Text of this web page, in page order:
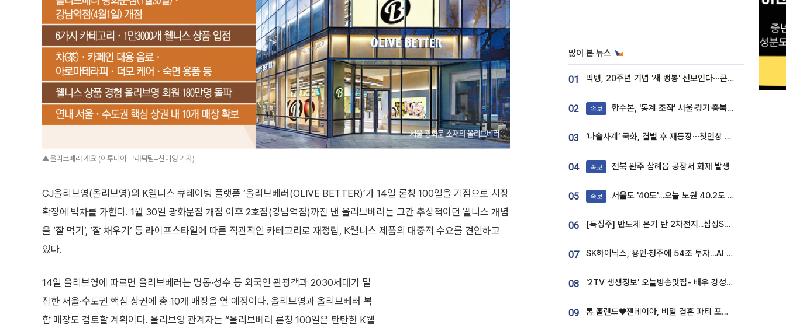
▲올리브베러 개요 (이투데이 그래픽팀=신미영 기자)
CJ올리브영(올리브영)의 K웰니스 큐레이팅 플랫폼 ‘올리브베러(OLIVE BETTER)’가 14일 론칭 100일을 기점으로 시장
확장에 박차를 가한다. 1월 30일 광화문점 개점 이후 2호점(강남역점)까진 낸 올리브베러는 그간 추상적이던 웰니스 개념
을 ‘잘 먹기’, ‘잘 채우기’ 등 라이프스타일에 따른 직관적인 카테고리로 재정립, K웰니스 제품의 대중적 수요를 견인하고
있다.
14일 올리브영에 따르면 올리브베러는 명동·성수 등 외국인 관광객과 2030세대가 밀
집한 서울·수도권 핵심 상권에 총 10개 매장을 열 예정이다. 올리브영과 올리브베러 복
합 매장도 검토할 계획이다. 올리브영 관계자는 “올리브베러 론칭 100일은 탄탄한 K웰
많이 본 뉴스
01 빅뱅, 20주년 기념 '새 뱅봉' 선보인다⋯콘서트 앞두고 팝업 개최
02 속보 합수본, '통계 조작' 서울·경기·충북 선관위 등 추가 압수수색
03 ‘나솔사계’ 국화, 결별 후 재등장⋯첫인상 투표 휩쓸고 ‘인기녀’ 등극
04 속보 전북 완주 삼례읍 공장서 화재 발생
05 속보 서울도 '40도'…오늘 노원 40.2도 기록
06 [특징주] 반도체 온기 탄 2차전지...삼성SDI, 장 초반 7% 넘게 껑충
07 SK하이닉스, 용인·청주에 54조 투자…AI 메모리 생산기지 키운다
08 '2TV 생생정보' 오늘방송맛집- 배우 강성진 단골! 쌀국수ㆍ푸팟퐁 커리 맛집 '블○○○'
09 톰 홀랜드♥젠데이아, 비밀 결혼 파티 포착⋯호텔 대관비만 9억